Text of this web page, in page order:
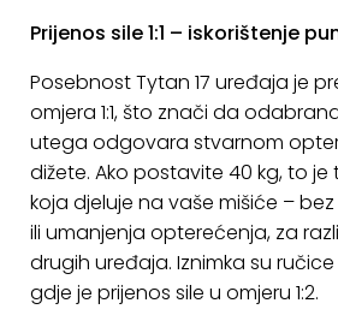
Prijenos sile 1:1 – iskorištenje
Posebnost Tytan 17 uređaja je
omjera 1:1, što znači da
utega odgovara stvarnom
dižete. Ako postavite 40 kg, to
koja djeluje na vaše mišiće –
ili umanjenja opterećenja, za
drugih uređaja. Iznimka su
gdje je prijenos sile u omjeru 1:2.